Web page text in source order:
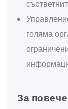
голяма
За